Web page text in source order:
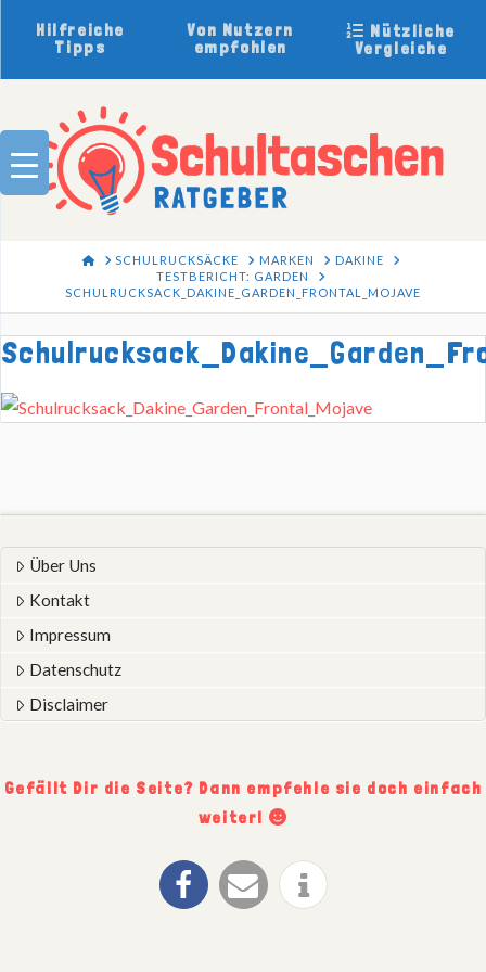
Hilfreiche
Tipps
Von Nutzern
empfohlen
Nützliche
Vergleiche
HOMESCHULRUCKSÄCKE MARKEN
DAKINE
TESTBERICHT: GARDEN
SCHULRUCKSACK_DAKINE_GARDEN_FRONTAL_MOJAVE
Über Uns
Kontakt
Impressum
Datenschutz
Disclaimer
Gefällt Dir die Seite? Dann empfehle sie doch einfach
weiter!